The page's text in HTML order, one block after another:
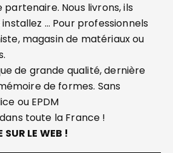
Nous livrons, ils
… Pour professionnels
magasin de matériaux ou
de grande qualité, dernière
de formes. Sans
ou EPDM
toute la France !
LE WEB !